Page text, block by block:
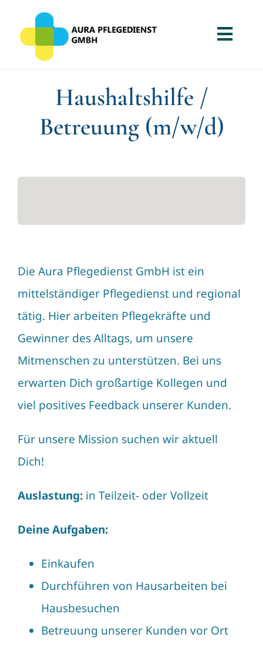
Inhalt
springen
Ausbildung
Haushaltshilfe /
Betreuung (m/w/d)
Die Aura Pflegedienst GmbH ist ein
mittelständiger Pflegedienst und regional
tätig. Hier arbeiten Pflegekräfte und
Gewinner des Alltags, um unsere
Mitmenschen zu unterstützen. Bei uns
erwarten Dich großartige Kollegen und
viel positives Feedback unserer Kunden.
Für unsere Mission suchen wir aktuell
Dich!
Auslastung:in Teilzeit- oder Vollzeit
Deine Aufgaben:
Einkaufen
Durchführen von Hausarbeiten bei
Hausbesuchen
Betreuung unserer Kunden vor Ort